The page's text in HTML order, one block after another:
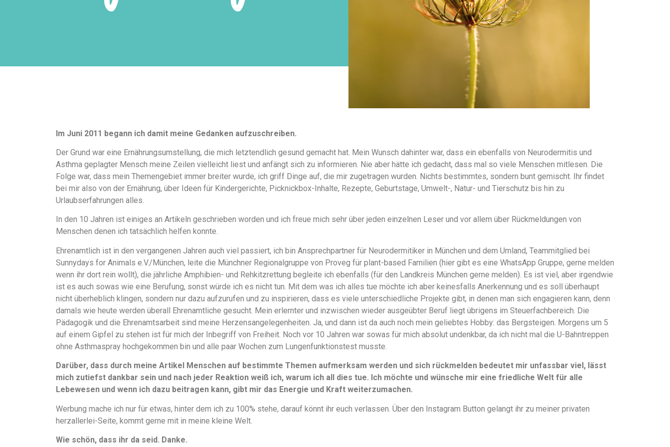
Im Juni 2011 begann ich damit meine Gedanken aufzuschreiben.
Der Grund war eine Ernährungsumstellung, die mich letztendlich gesund gemacht hat. Mein Wunsch dahinter war, dass ein ebenfalls von Neurodermitis und
Asthma geplagter Mensch meine Zeilen vielleicht liest und anfängt sich zu informieren. Nie aber hätte ich gedacht, dass mal so viele Menschen mitlesen. Die
Folge war, dass mein Themengebiet immer breiter wurde, ich griff Dinge auf, die mir zugetragen wurden. Nichts bestimmtes, sondern bunt gemischt. Ihr findet
bei mir also von der Ernährung, über Ideen für Kindergerichte, Picknickbox-Inhalte, Rezepte, Geburtstage, Umwelt-, Natur- und Tierschutz bis hin zu
Urlaubserfahrungen alles.
In den 10 Jahren ist einiges an Artikeln geschrieben worden und ich freue mich sehr über jeden einzelnen Leser und vor allem über Rückmeldungen von
Menschen denen ich tatsächlich helfen konnte.
Ehrenamtlich ist in den vergangenen Jahren auch viel passiert, ich bin Ansprechpartner für Neurodermitiker in München und dem Umland, Teammitglied bei
Sunnydays for Animals e.V./München, leite die Münchner Regionalgruppe von Proveg für plant-based Familien (hier gibt es eine WhatsApp Gruppe, gerne melden
wenn ihr dort rein wollt), die jährliche Amphibien- und Rehkitzrettung begleite ich ebenfalls (für den Landkreis München gerne melden). Es ist viel, aber irgendwie
ist es auch sowas wie eine Berufung, sonst würde ich es nicht tun. Mit dem was ich alles tue möchte ich aber keinesfalls Anerkennung und es soll überhaupt
nicht überheblich klingen, sondern nur dazu aufzurufen und zu inspirieren, dass es viele unterschiedliche Projekte gibt, in denen man sich engagieren kann, denn
damals wie heute werden überall Ehrenamtliche gesucht. Mein erlernter und inzwischen wieder ausgeübter Beruf liegt übrigens im Steuerfachbereich. Die
Pädagogik und die Ehrenamtsarbeit sind meine Herzensangelegenheiten. Ja, und dann ist da auch noch mein geliebtes Hobby: das Bergsteigen. Morgens um 5
auf einem Gipfel zu stehen ist für mich der Inbegriff von Freiheit. Noch vor 10 Jahren war sowas für mich absolut undenkbar, da ich nicht mal die U-Bahntreppen
ohne Asthmaspray hochgekommen bin und alle paar Wochen zum Lungenfunktionstest musste.
Darüber, dass durch meine Artikel Menschen auf bestimmte Themen aufmerksam werden und sich rückmelden bedeutet mir unfassbar viel, lässt
mich zutiefst dankbar sein und nach jeder Reaktion weiß ich, warum ich all dies tue. Ich möchte und wünsche mir eine friedliche Welt für alle
Lebewesen und wenn ich dazu beitragen kann, gibt mir das Energie und Kraft weiterzumachen.
Werbung mache ich nur für etwas, hinter dem ich zu 100% stehe, darauf könnt ihr euch verlassen. Über den Instagram Button gelangt ihr zu meiner privaten
herzallerlei-Seite, kommt gerne mit in meine kleine Welt.
Wie schön, dass ihr da seid. Danke.